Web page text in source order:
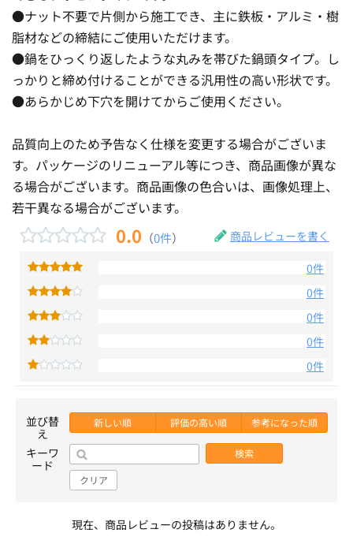
●ナット不要で片側から施工でき、主に鉄板・アルミ・樹
脂材などの締結にご使用いただけます。
●鍋をひっくり返したような丸みを帯びた鍋頭タイプ。し
っかりと締め付けることができる汎用性の高い形状です。
●あらかじめ下穴を開けてからご使用ください。
品質向上のため予告なく仕様を変更する場合がございま
す。パッケージのリニューアル等につき、商品画像が異な
る場合がございます。商品画像の色合いは、画像処理上、
若干異なる場合がございます。
0.0 （0件） 商品レビューを書く
0件
0件
0件
0件
0件
並び替
え
新しい順 評価の高い順 参考になった順
キーワ
ード
検索
クリア
現在、商品レビューの投稿はありません。